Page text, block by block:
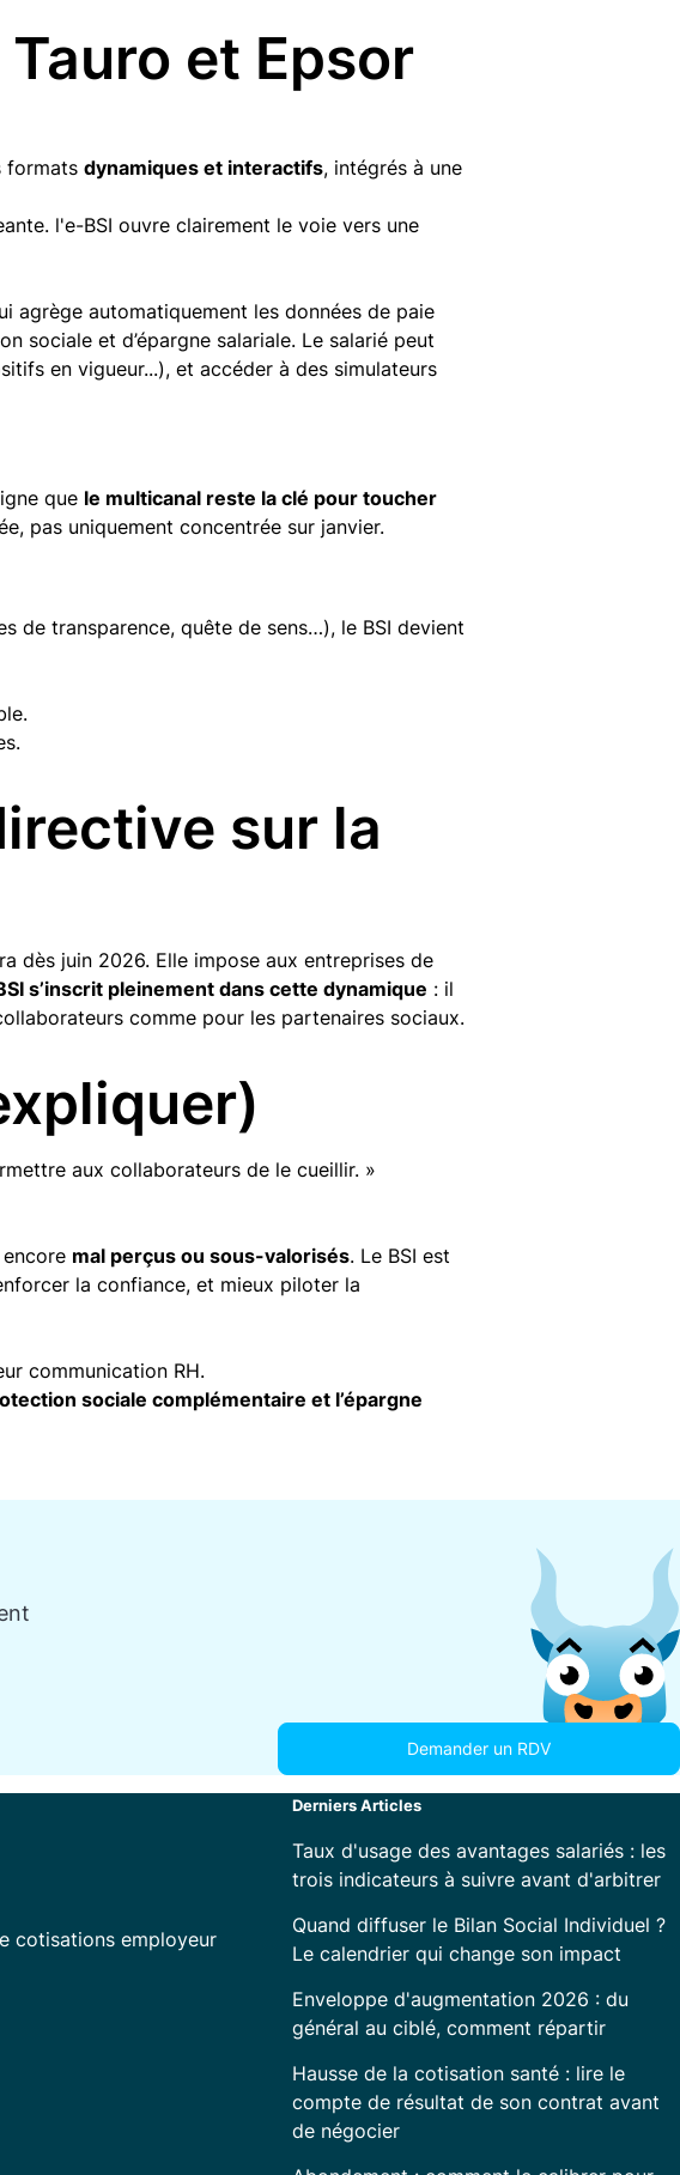
et Epsor
formats dynamiques et interactifs, intégrés à une
l'e-BSI ouvre clairement le voie vers une
agrège automatiquement les données de paie
sociale et d’épargne salariale. Le salarié peut
en vigueur...), et accéder à des simulateurs
que le multicanal reste la clé pour toucher
pas uniquement concentrée sur janvier.
de transparence, quête de sens…), le BSI devient
sur la
dès juin 2026. Elle impose aux entreprises de
s’inscrit pleinement dans cette dynamique : il
comme pour les partenaires sociaux.
aux collaborateurs de le cueillir. »
mal perçus ou sous-valorisés. Le BSI est
la confiance, et mieux piloter la
communication RH.
sociale complémentaire et l’épargne
Demander un RDV
cotisations employeur
Derniers Articles
Taux d'usage des avantages salariés : les
trois indicateurs à suivre avant d'arbitrer
Quand diffuser le Bilan Social Individuel ?
Le calendrier qui change son impact
Enveloppe d'augmentation 2026 : du
général au ciblé, comment répartir
Hausse de la cotisation santé : lire le
compte de résultat de son contrat avant
de négocier